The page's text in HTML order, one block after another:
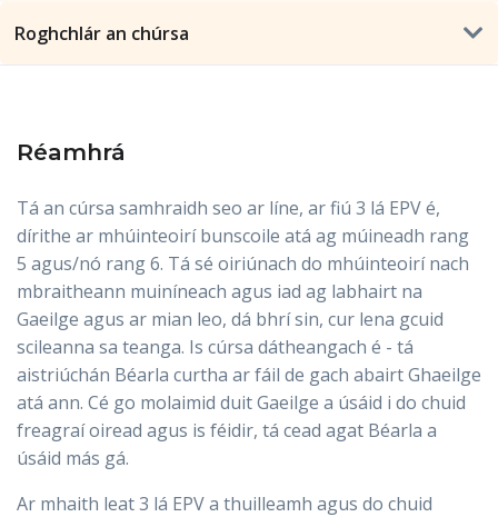
Roghchlár an chúrsa
Réamhrá
Tá an cúrsa samhraidh seo ar líne, ar fiú 3 lá EPV é,
dírithe ar mhúinteoirí bunscoile atá ag múineadh rang
5 agus/nó rang 6. Tá sé oiriúnach do mhúinteoirí nach
mbraitheann muiníneach agus iad ag labhairt na
Gaeilge agus ar mian leo, dá bhrí sin, cur lena gcuid
scileanna sa teanga. Is cúrsa dátheangach é - tá
aistriúchán Béarla curtha ar fáil de gach abairt Ghaeilge
atá ann. Cé go molaimid duit Gaeilge a úsáid i do chuid
freagraí oiread agus is féidir, tá cead agat Béarla a
úsáid más gá.
Ar mhaith leat 3 lá EPV a thuilleamh agus do chuid